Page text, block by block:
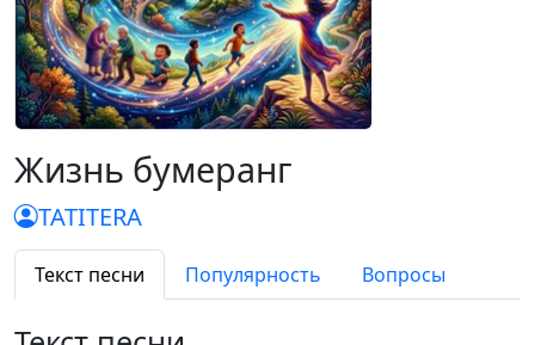
Жизнь бумеранг
TATITERA
Текст песни Популярность Вопросы